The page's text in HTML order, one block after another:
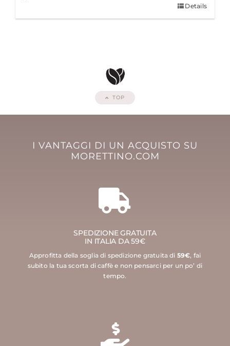
Details
TOP
I VANTAGGI DI UN ACQUISTO SU
MORETTINO.COM
SPEDIZIONE GRATUITA
IN ITALIA DA 59€
Approfitta della soglia di spedizione gratuita di 59€, fai
subito la tua scorta di caffè e non pensarci per un po’ di
tempo.